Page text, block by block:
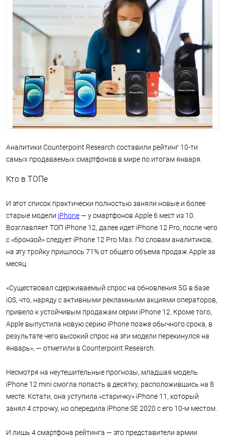
Аналитики Counterpoint Research составили рейтинг 10-ти
самых продаваемых смартфонов в мире по итогам января.
Кто в ТОПе
И этот список практически полностью заняли новые и более
старые модели iPhone— у смартфонов Apple 6 мест из 10.
Возглавляет ТОП iPhone 12, далее идет iPhone 12 Pro, после чего
с «бронзой» следует iPhone 12 Pro Max. По словам аналитиков,
на эту тройку пришлось 71% от общего объема продаж Apple за
месяц.
«Существовал сдерживаемый спрос на обновления 5G в базе
iOS, что, наряду с активными рекламными акциями операторов,
привело к устойчивым продажам серии iPhone 12. Кроме того,
Apple выпустила новую серию iPhone позже обычного срока, в
результате чего высокий спрос на эти модели перекинулся на
январь», — отметили в Counterpoint Research.
Несмотря на неутешительные прогнозы, младшая модель
iPhone 12 mini смогла попасть в десятку, расположившись на 8
месте. Кстати, она уступила «старичку» iPhone 11, который
занял 4 строчку, но опередила iPhone SE 2020 с его 10-м местом.
И лишь 4 смартфона рейтинга — это представители армии